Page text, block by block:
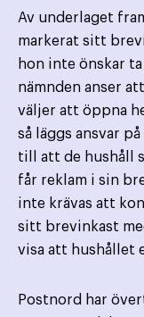
Av underlaget
markerat sitt
hon inte önskar
nämnden anser
väljer att öppna
så läggs ansvar
till att de hushåll
får reklam i sin
inte krävas att
sitt brevinkast
visa att hushållet
Postnord har